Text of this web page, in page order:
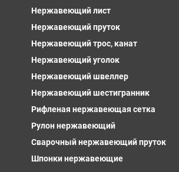
Нержавеющий лист
Нержавеющий пруток
Нержавеющий трос, канат
Нержавеющий уголок
Нержавеющий швеллер
Нержавеющий шестигранник
Рифленая нержавеющая сетка
Рулон нержавеющий
Сварочный нержавеющий пруток
Шпонки нержавеющие